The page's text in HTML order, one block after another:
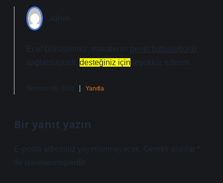
Ece! Görüşleriniz, makalenin genel bütünlüğünü
sağlamlaştırdı, desteğiniz için teşekkür ederim.
Temmuz 26, 2026 Yanıtla
Bir yanıt yazın
E-posta adresiniz yayınlanmayacak. Gerekli alanlar *
ile işaretlenmişlerdir